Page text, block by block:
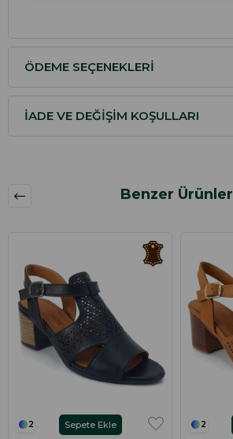
ÖDEME SEÇENEKLERI
İADE VE DEĞIŞIM KOŞULLARI
Benzer Ürünler
2 Sepete Ekle 2